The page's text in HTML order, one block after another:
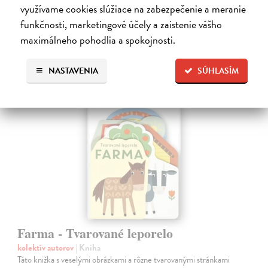
využívame cookies slúžiace na zabezpečenie a meranie
funkčnosti, marketingové účely a zaistenie vášho
maximálneho pohodlia a spokojnosti.
SÚHLASÍM
NASTAVENIA
Do 5 dní
7,66 €
7,90 €
Farma - Tvarované leporelo
kolektív autorov| Kniha
Táto knižka s veselými obrázkami a rôzne tvarovanými stránkami